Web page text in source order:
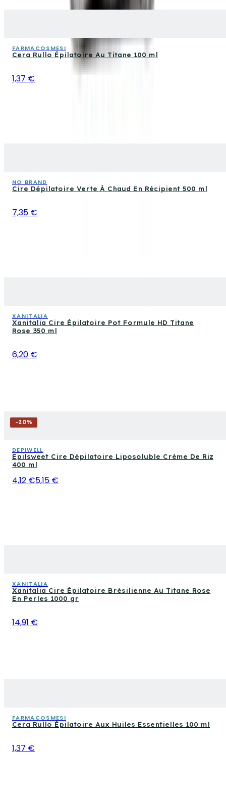
FARMACOSMESI
Cera Rullo Épilatoire Au Titane 100 ml
1,37 €
NO BRAND
Cire Dépilatoire Verte À Chaud En Récipient 500 ml
7,35 €
XANITALIA
Xanitalia Cire Épilatoire Pot Formule HD Titane
Rose 350 ml
6,20 €
-20%
DEPIWELL
Epilsweet Cire Dépilatoire Liposoluble Crème De Riz
400 ml
4,12 €5,15 €
XANITALIA
Xanitalia Cire Épilatoire Brésilienne Au Titane Rose
En Perles 1000 gr
14,91 €
FARMACOSMESI
Cera Rullo Épilatoire Aux Huiles Essentielles 100 ml
1,37 €